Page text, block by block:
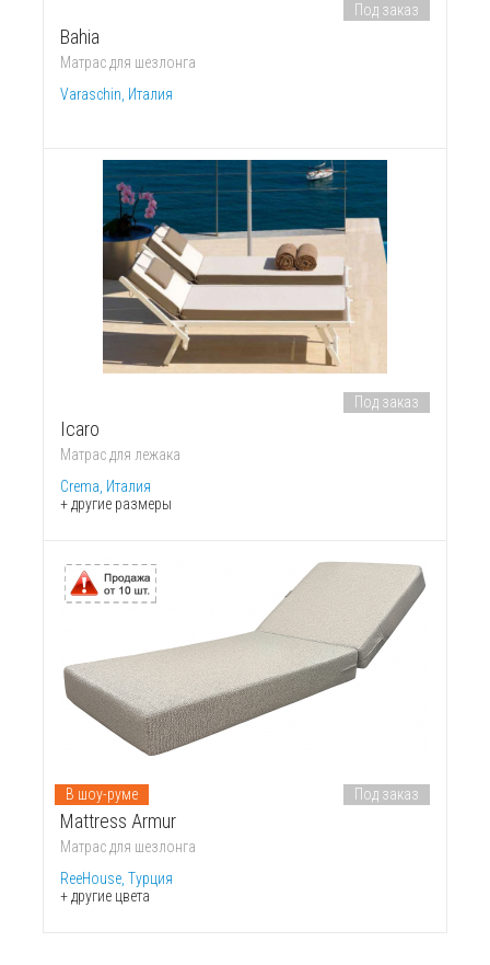
Bahia
Матрас для шезлонга
Varaschin, Италия
Под заказ
Icaro
Матрас для лежака
Crema, Италия
+ другие размеры
Под заказ
Mattress Armur
Матрас для шезлонга
ReeHouse, Турция
+ другие цвета
В шоу-руме Под заказ